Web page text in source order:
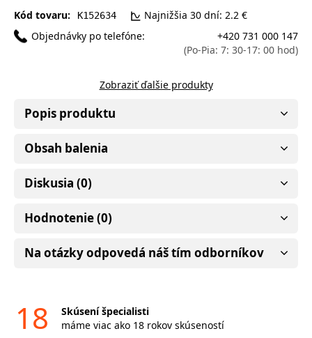
Kód tovaru: K152634
Najnižšia 30 dní: 2.2 €
Objednávky po telefóne:
+420 731 000 147
(Po-Pia: 7: 30-17: 00 hod)
Zobraziť ďalšie produkty
Popis produktu
Obsah balenia
Diskusia (0)
Hodnotenie (0)
Na otázky odpovedá náš tím odborníkov
18
Skúsení špecialisti
máme viac ako 18 rokov skúseností